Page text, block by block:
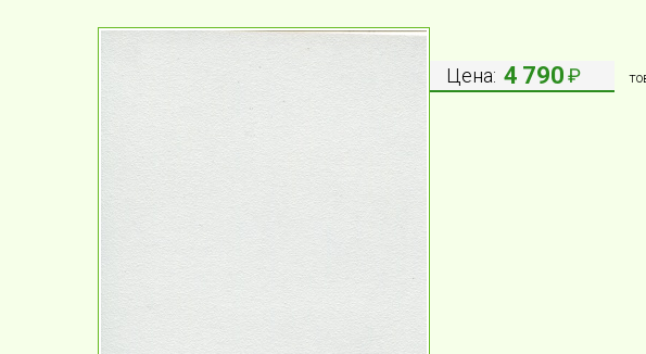
Цена: 4 790₽